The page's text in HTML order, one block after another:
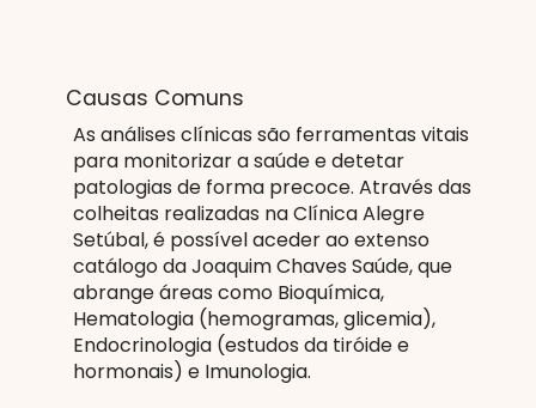
Causas Comuns
As análises clínicas são ferramentas vitais
para monitorizar a saúde e detetar
patologias de forma precoce. Através das
colheitas realizadas na Clínica Alegre
Setúbal, é possível aceder ao extenso
catálogo da Joaquim Chaves Saúde, que
abrange áreas como Bioquímica,
Hematologia (hemogramas, glicemia),
Endocrinologia (estudos da tiróide e
hormonais) e Imunologia.